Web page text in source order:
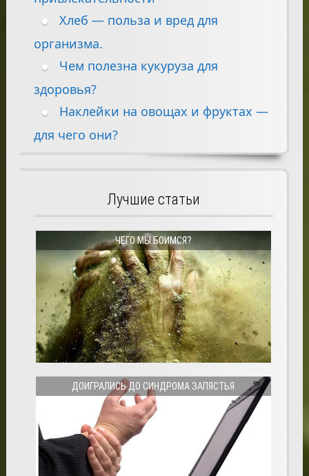
Хлеб — польза и вред для
организма.
Чем полезна кукуруза для
здоровья?
Наклейки на овощах и фруктах —
для чего они?
Лучшие статьи
ЧЕГО МЫ БОИМСЯ?
ДОИГРАЛИСЬ ДО СИНДРОМА ЗАПЯСТЬЯ